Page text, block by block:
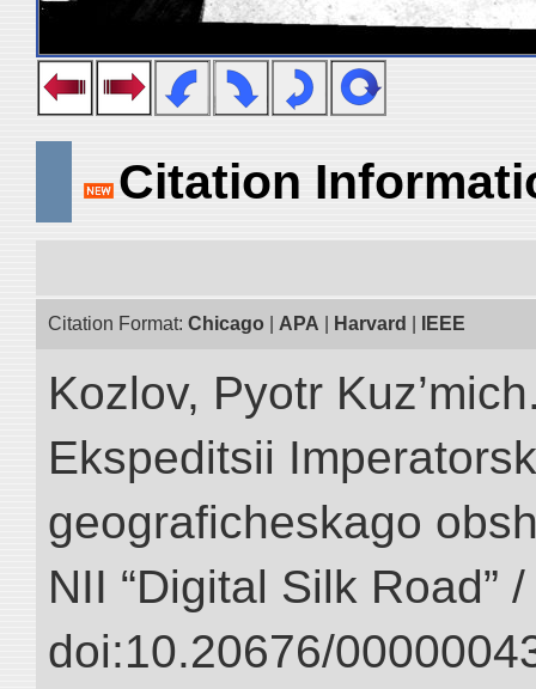
Citation
Citation Format: Chicago APA Harvard IEEE
Kozlov, Pyotr
Ekspeditsii
geograficheskago
NII “Digital Silk Road”
doi:10.20676/